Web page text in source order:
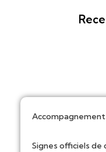
Signes officiels de